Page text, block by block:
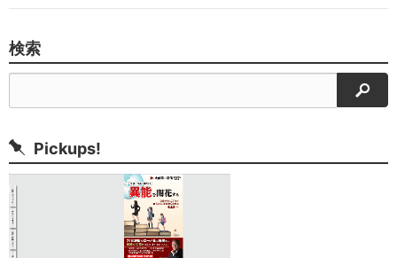
検索
検索
Pickups!